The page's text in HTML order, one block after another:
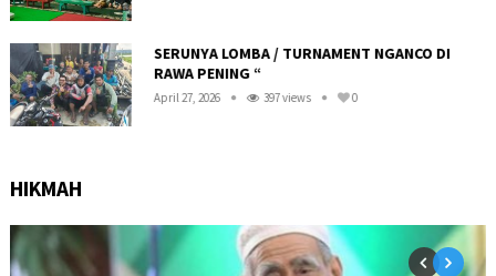
SERUNYA LOMBA / TURNAMENT NGANCO DI
RAWA PENING “
April 27, 2026 397 views 0
HIKMAH